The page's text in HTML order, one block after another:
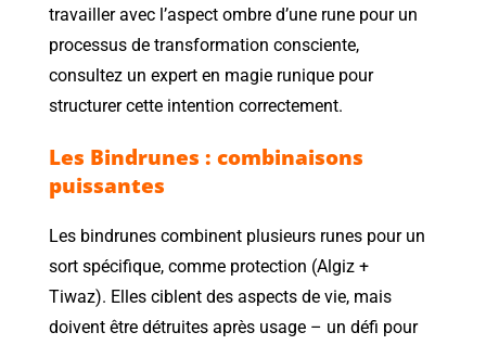
travailler avec l’aspect ombre d’une rune pour un
processus de transformation consciente,
consultez un expert en magie runique pour
structurer cette intention correctement.
Les Bindrunes : combinaisons
puissantes
Les bindrunes combinent plusieurs runes pour un
sort spécifique, comme protection (Algiz +
Tiwaz). Elles ciblent des aspects de vie, mais
doivent être détruites après usage – un défi pour